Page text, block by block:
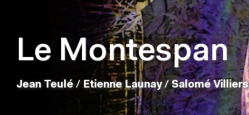
Le Montespan
Jean Teulé / Etienne Launay/Salomé Villiers